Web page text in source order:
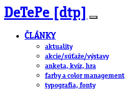
DeTePe [dtp]
ČLÁNKY
aktuality
akcie/súťaže/výstavy
anketa, kvíz, hra
farby a color management
typografia, fonty